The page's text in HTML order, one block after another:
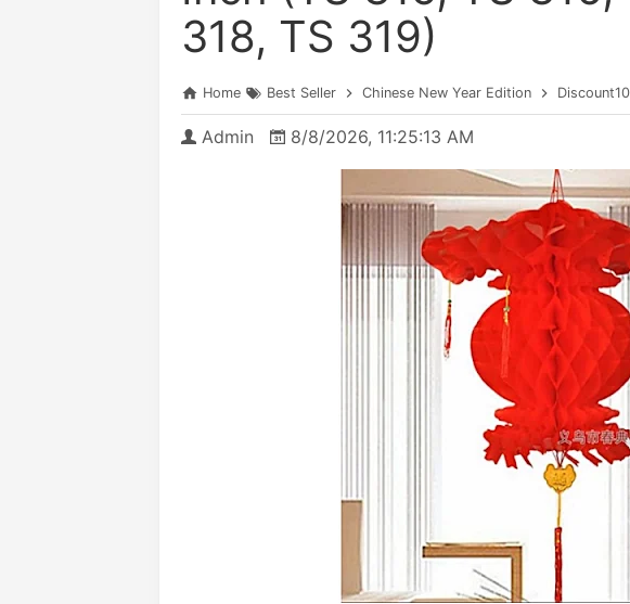
318, TS 319)
Home Best Seller Chinese New Year Edition Discount10
Admin 8/8/2026, 11:25:13 AM